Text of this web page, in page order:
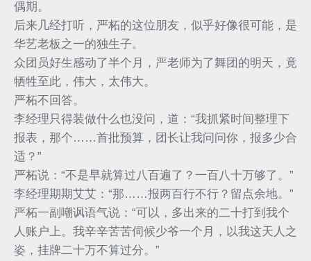
偶期。
后来几经打听，严柘的这位朋友，似乎好像很可能，是
华艺老板之一的独生子。
众团员好生感动了半个月，严老师为了舞团的明天，竟
牺牲至此，伟大，太伟大。
严柘不回答。
李经理只得装做什么也没问，道：“我抓紧时间整理下
报表，那个……首批预算，团长让我问问你，报多少合
适？”
严柘说：“不是早就算过八百遍了？一百八十万够了。”
李经理期期艾艾：“那……报两百行不行？留点余地。”
严柘一副嘲讽语气说：“可以，多出来的二十打到我个
人账户上。我辛辛苦苦伺候少爷一个月，以我这天人之
姿，挂牌二十万不算过分。”